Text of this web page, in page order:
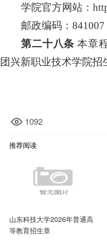
学院官方网站：
邮政编码： 841007
第二十八条 本章
团兴新职业技术学院招
1092
推荐阅读
山东科技大学2026年普通高
等教育招生章